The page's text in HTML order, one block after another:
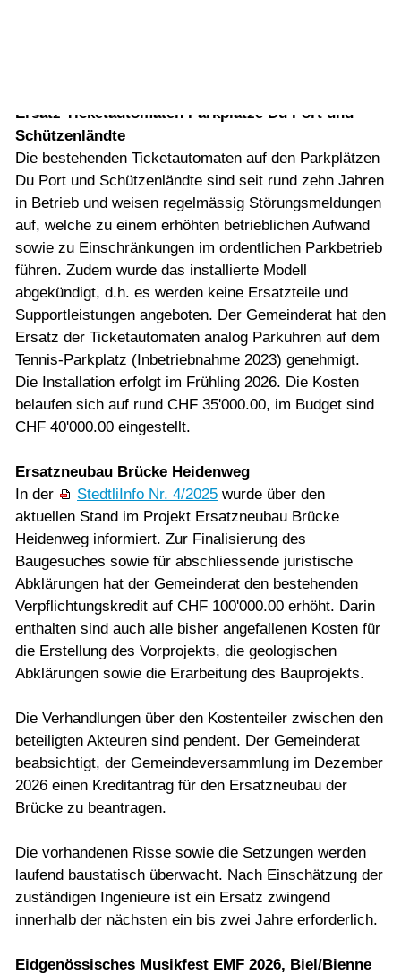
Ersatz Ticketautomaten Parkplätze Du Port und
Schützenländte
Die bestehenden Ticketautomaten auf den Parkplätzen
Du Port und Schützenländte sind seit rund zehn Jahren
in Betrieb und weisen regelmässig Störungsmeldungen
auf, welche zu einem erhöhten betrieblichen Aufwand
sowie zu Einschränkungen im ordentlichen Parkbetrieb
führen. Zudem wurde das installierte Modell
abgekündigt, d.h. es werden keine Ersatzteile und
Supportleistungen angeboten. Der Gemeinderat hat den
Ersatz der Ticketautomaten analog Parkuhren auf dem
Tennis-Parkplatz (Inbetriebnahme 2023) genehmigt.
Die Installation erfolgt im Frühling 2026. Die Kosten
belaufen sich auf rund CHF 35'000.00, im Budget sind
CHF 40'000.00 eingestellt.
Ersatzneubau Brücke Heidenweg
In der
StedtliInfo Nr. 4/2025 wurde über den
aktuellen Stand im Projekt Ersatzneubau Brücke
Heidenweg informiert. Zur Finalisierung des
Baugesuches sowie für abschliessende juristische
Abklärungen hat der Gemeinderat den bestehenden
Verpflichtungskredit auf CHF 100'000.00 erhöht. Darin
enthalten sind auch alle bisher angefallenen Kosten für
die Erstellung des Vorprojekts, die geologischen
Abklärungen sowie die Erarbeitung des Bauprojekts.
Die Verhandlungen über den Kostenteiler zwischen den
beteiligten Akteuren sind pendent. Der Gemeinderat
beabsichtigt, der Gemeindeversammlung im Dezember
2026 einen Kreditantrag für den Ersatzneubau der
Brücke zu beantragen.
Die vorhandenen Risse sowie die Setzungen werden
laufend baustatisch überwacht. Nach Einschätzung der
zuständigen Ingenieure ist ein Ersatz zwingend
innerhalb der nächsten ein bis zwei Jahre erforderlich.
Eidgenössisches Musikfest EMF 2026, Biel/Bienne